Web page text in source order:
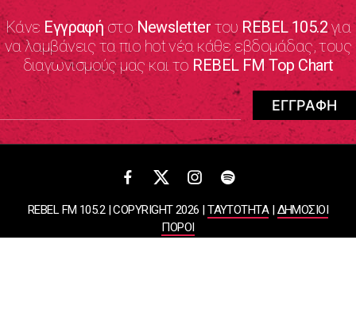
Κάνε Εγγραφήστο NewsletterτουREBEL 105.2για
να λαμβάνεις τα πιο hot νέα κάθε εβδομάδας, τους
διαγωνισμούς μας και το REBEL FM Top Chart
REBEL FM 105.2 | COPYRIGHT 2026 |ΤΑΥΤΟΤΗΤΑ|ΔΗΜΟΣΙΟΙ
ΠΟΡΟΙ